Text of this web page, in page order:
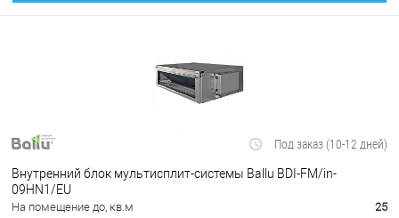
Под заказ (10-12 дней)
Внутренний блок мультисплит-системы Ballu BDI-FM/in-
09HN1/EU
На помещение до, кв.м
25